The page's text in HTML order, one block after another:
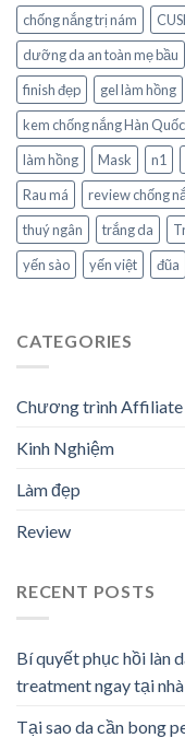
chống nắng trị nám
dưỡng da an toàn mẹ bầu
finish đẹp
gel làm hồng
kem chống nắng Hàn Quốc
làm hồng
Mask n1
Rau má
review chống
thuý ngân
trắng da
yến sào
yến việt đũa
CATEGORIES
Chương trình Affiliate
Kinh Nghiệm
Làm đẹp
Review
RECENT POSTS
Bí quyết phục hồi làn
treatment ngay tại nhà
Tại sao da cần bong